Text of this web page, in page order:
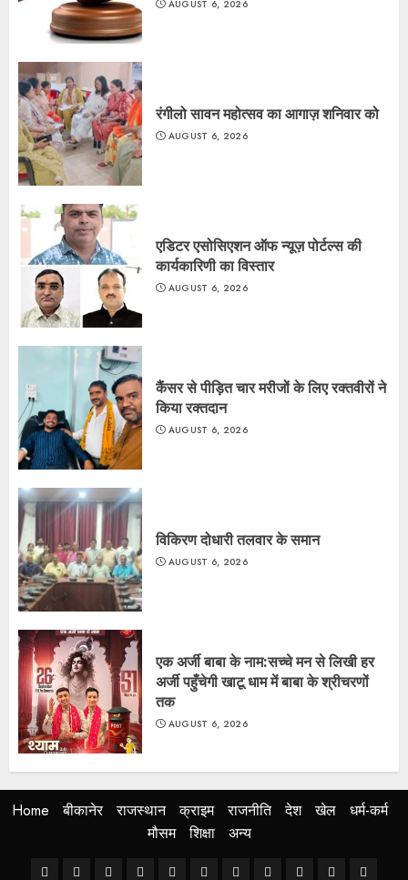
AUGUST 6, 2026
रंगीलो सावन महोत्सव का आगाज़ शनिवार को
AUGUST 6, 2026
एडिटर एसोसिएशन ऑफ न्यूज़ पोर्टल्स की
कार्यकारिणी का विस्तार
AUGUST 6, 2026
कैंसर से पीड़ित चार मरीजों के लिए रक्तवीरों ने
किया रक्तदान
AUGUST 6, 2026
विकिरण दोधारी तलवार के समान
AUGUST 6, 2026
एक अर्जी बाबा के नाम:सच्चे मन से लिखी हर
अर्जी पहुँचेगी खाटू धाम में बाबा के श्रीचरणों
तक
AUGUST 6, 2026
Home बीकानेर राजस्थान क्राइम राजनीति देश खेल
धर्म-कर्म
मौसम
शिक्षा अन्य
Homeबीकानेरराजस्थानक्राइमराजनीतिदेश खेल धर्म- मौसम शिक्षा अन्य